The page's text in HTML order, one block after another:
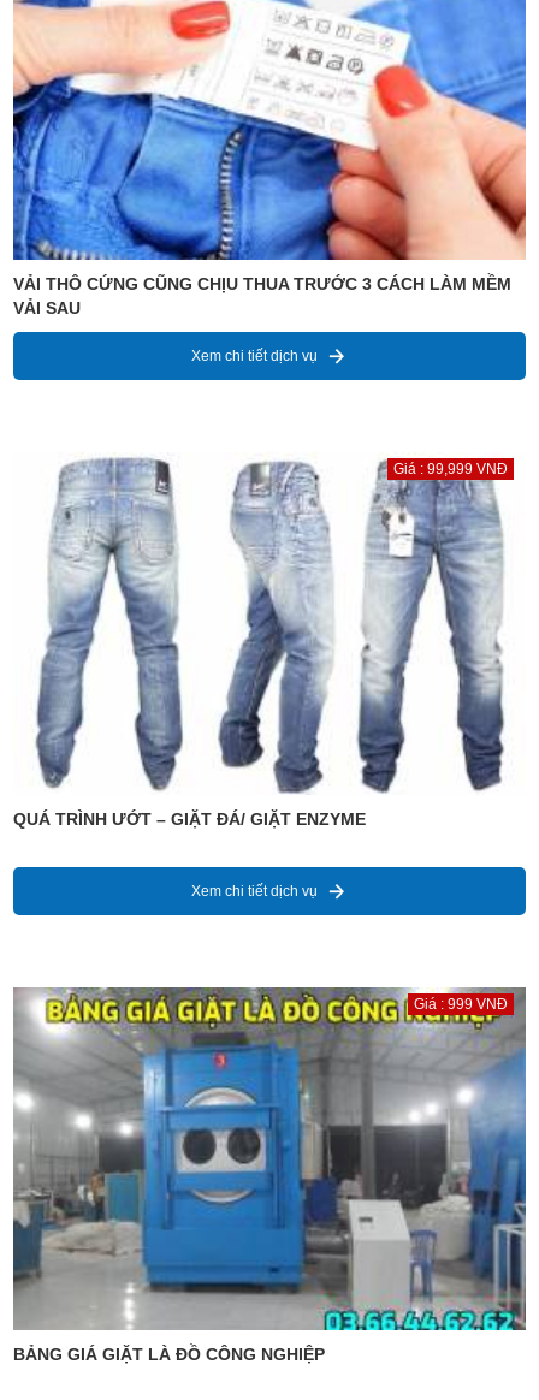
VẢI THÔ CỨNG CŨNG CHỊU THUA TRƯỚC 3 CÁCH LÀM MỀM
VẢI SAU
Xem chi tiết dịch vụ
Giá : 99,999 VNĐ
QUÁ TRÌNH ƯỚT – GIẶT ĐÁ/ GIẶT ENZYME
Xem chi tiết dịch vụ
Giá : 999 VNĐ
BẢNG GIÁ GIẶT LÀ ĐỒ CÔNG NGHIỆP